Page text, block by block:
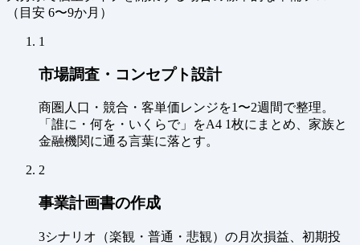
（ 目安 6〜9か月 ）
1
市場調査・コンセプト設計
商圏人口・競合・客単価レンジを1〜2週間で整理。
「誰に・何を・いくらで」をA4 1枚にまとめ、家族と
金融機関に通る言葉に落とす。
2
事業計画書の作成
3シナリオ（楽観・普通・悲観）の月次損益、初期投